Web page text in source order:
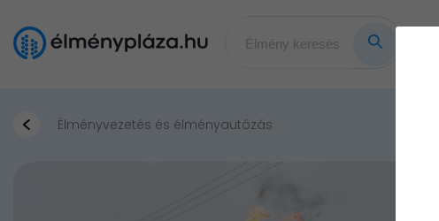
Élményvezetés és élményautózás